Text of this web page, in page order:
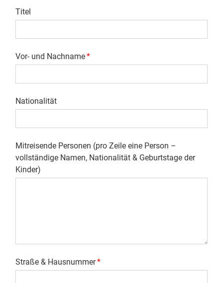
Titel
Vor- und Nachname*
Nationalität
Mitreisende Personen (pro Zeile eine Person –
vollständige Namen, Nationalität & Geburtstage der
Kinder)
Straße & Hausnummer*